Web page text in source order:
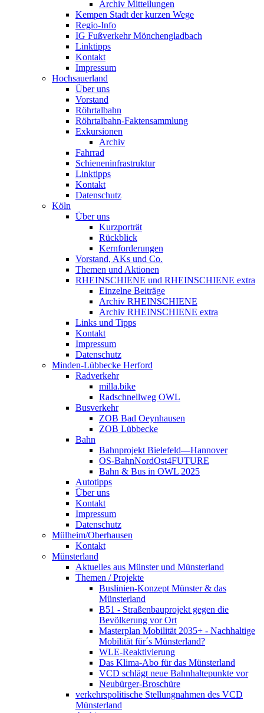
Archiv Mitteilungen
Kempen Stadt der kurzen Wege
Regio-Info
IG Fußverkehr Mönchengladbach
Linktipps
Kontakt
Impressum
Hochsauerland
Über uns
Vorstand
Röhrtalbahn
Röhrtalbahn-Faktensammlung
Exkursionen
Archiv
Fahrrad
Schieneninfrastruktur
Linktipps
Kontakt
Datenschutz
Köln
Über uns
Kurzporträt
Rückblick
Kernforderungen
Vorstand, AKs und Co.
Themen und Aktionen
RHEINSCHIENE und RHEINSCHIENE extra
Einzelne Beiträge
Archiv RHEINSCHIENE
Archiv RHEINSCHIENE extra
Links und Tipps
Kontakt
Impressum
Datenschutz
Minden-Lübbecke Herford
Radverkehr
milla.bike
Radschnellweg OWL
Busverkehr
ZOB Bad Oeynhausen
ZOB Lübbecke
Bahn
Bahnprojekt Bielefeld—Hannover
OS-BahnNordOst4FUTURE
Bahn & Bus in OWL 2025
Autotipps
Über uns
Kontakt
Impressum
Datenschutz
Mülheim/Oberhausen
Kontakt
Münsterland
Aktuelles aus Münster und Münsterland
Themen / Projekte
Buslinien-Konzept Münster & das
Münsterland
B51 - Straßenbauprojekt gegen die
Bevölkerung vor Ort
Masterplan Mobilität 2035+ - Nachhaltige
Mobilität für´s Münsterland?
WLE-Reaktivierung
Das Klima-Abo für das Münsterland
VCD schlägt neue Bahnhaltepunkte vor
Neubürger-Broschüre
verkehrspolitische Stellungnahmen des VCD
Münsterland